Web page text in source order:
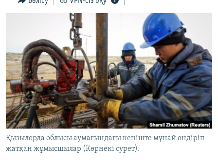
to
ӘЛЕУМЕТ
АРНАЙЫ ЖОБАЛАР
Русский
ЖАЗЫЛЫҢЫЗ
Басқа тілдерде
Қызылорда облысы аумағындағы кеніште мұнай өндіріп
жатқан жұмысшылар (Көрнекі сурет).